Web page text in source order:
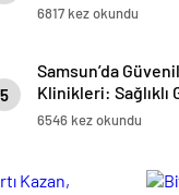
6817 kez okundu
5
Samsun’da
Klinikleri: Sağlıklı
En İyi Seçenekler
6546 kez okundu